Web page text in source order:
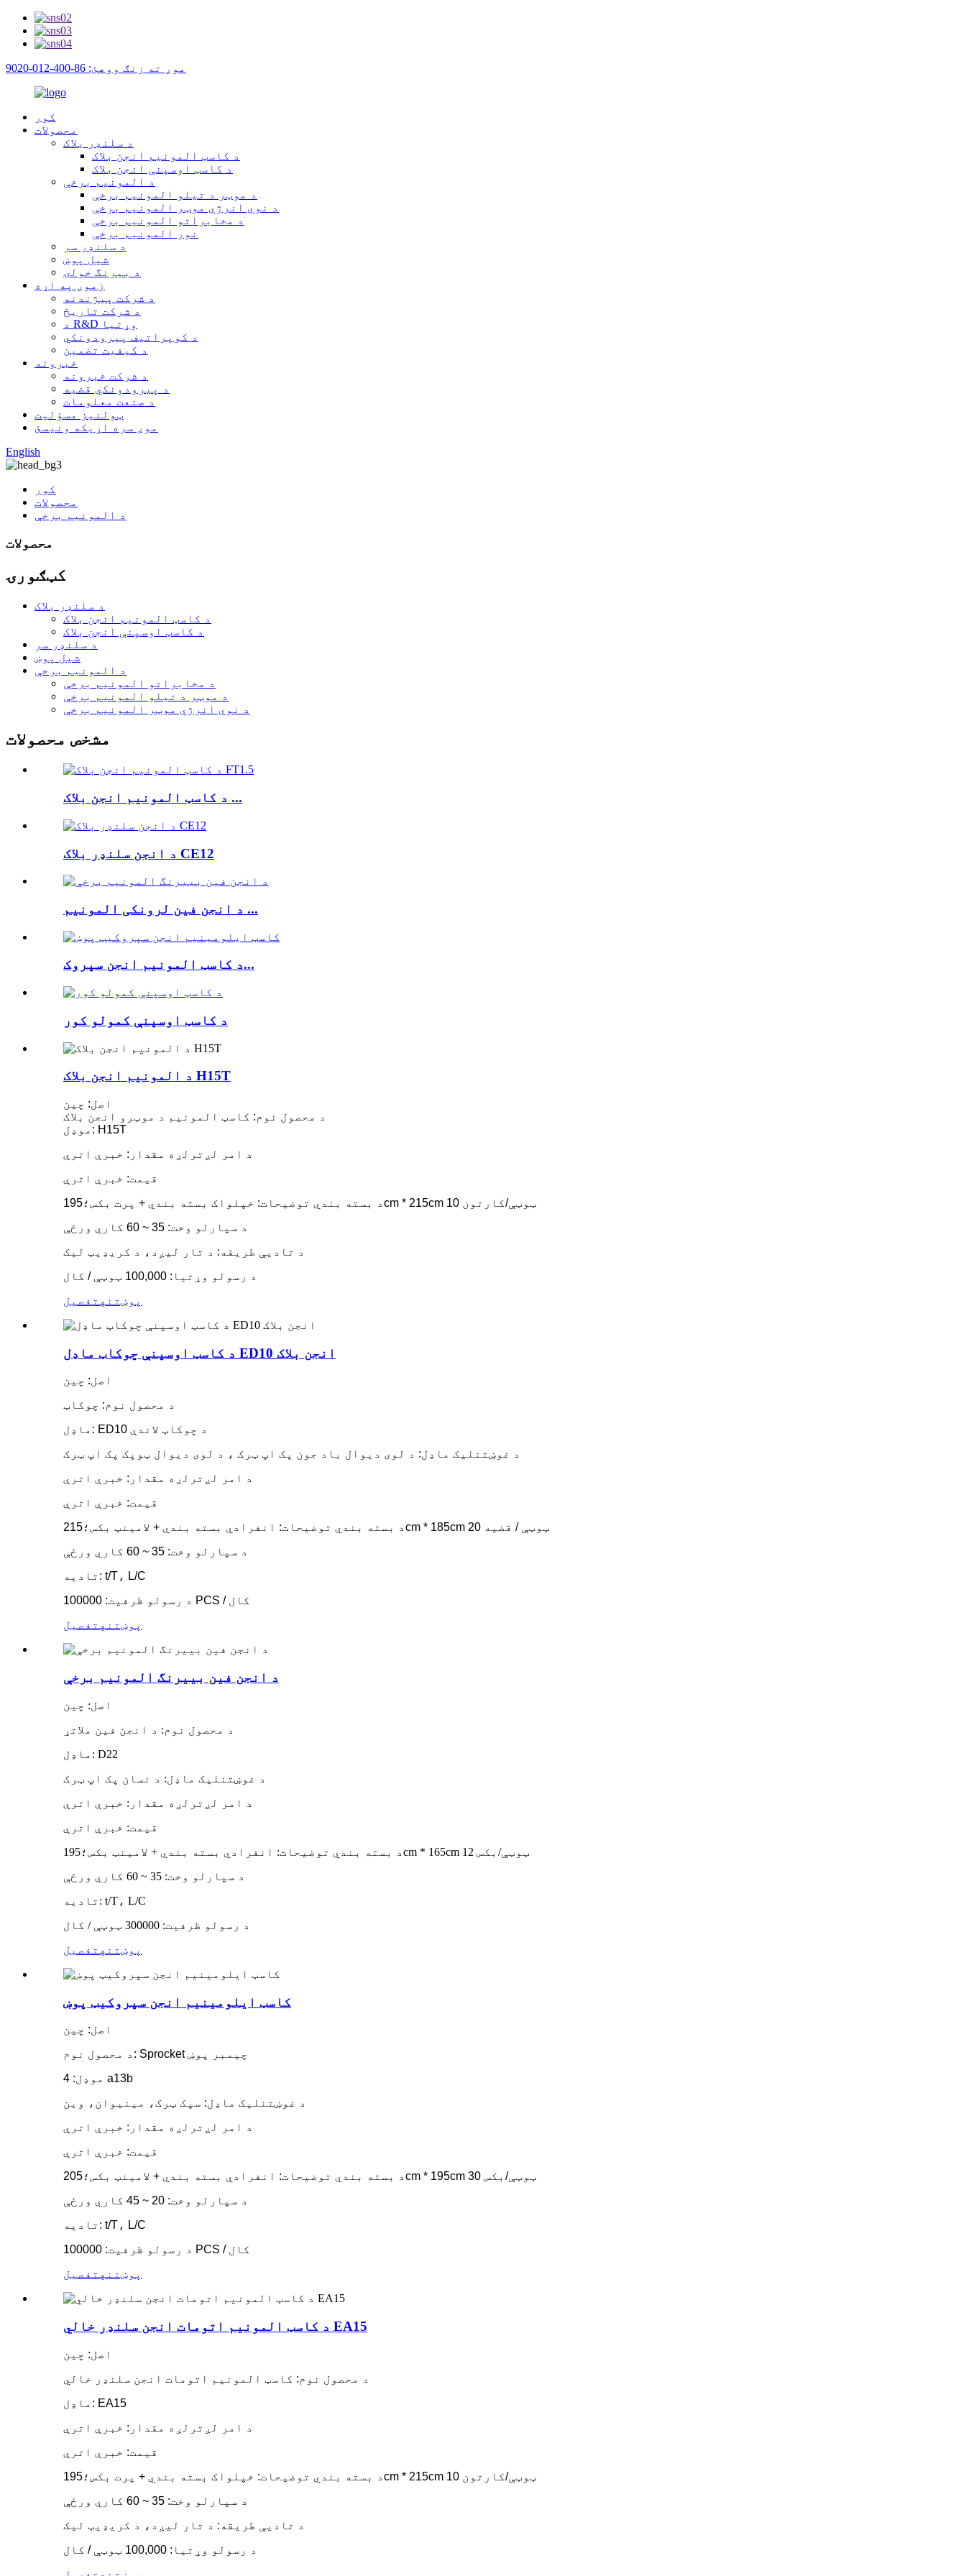
موږ ته زنګ ووهئ: 86-400-012-9020
کور
محصولات
د سلنډر بلاک
د کاسټ المونیم انجن بلاک
د کاسټ اوسپنې انجن بلاک
د المونیم برخې
د موټر د تیلو المونیم برخې
د نوي انرژي موټر المونیم برخې
د مخابراتو المونیم برخې
نور المونیم برخې
د سلنډر سر
شیل پوښ
د بیرنگ خولۍ
زموږ په اړه
د شرکت پیژندنه
د شرکت تاریخ
د R&D وړتیا
د کوپراتیف پیرودونکي
د کیفیت تضمین
خبرونه
د شرکت خبرونه
د پیرودونکي قضیه
د صنعت معلومات
ټولنیز مسؤلیت
موږ سره اړیکه ونیسئ
English
کور
محصولات
د المونیم برخې
محصولات
کټګورۍ
د سلنډر بلاک
د کاسټ المونیم انجن بلاک
د کاسټ اوسپنې انجن بلاک
د سلنډر سر
شیل پوښ
د المونیم برخې
د مخابراتو المونیم برخې
د موټر د تیلو المونیم برخې
د نوي انرژي موټر المونیم برخې
مشخص محصولات
د کاسټ المونیم انجن بلاک ...
د انجن سلنډر بلاک CE12
د انجن فین لرونکی المونیم ...
د کاسټ المونیم انجن سپروک...
د کاسټ اوسپنې کمولو کور
د المونیم انجن بلاک H15T
اصل: چین
د محصول نوم: کاسټ المونیم د موټرو انجن بلاک
موډل: H15T
د امر لږترلږه مقدار: خبرې اترې
قیمت: خبرې اترې
د بسته بندي توضیحات: خپلواک بسته بندي + پرت بکس؛195cm * 215cm 10 ټوټې/کارتون
د سپارلو وخت: 35 ~ 60 کاري ورځې
د تادیې طریقه: د تار لیږد، د کریډیټ لیک
د رسولو وړتیا: 100,000 ټوټې / کال
پوښتنه تفصیل
د کاسټ اوسپنې چوکاټ ماډل ED10 انجن بلاک
اصل: چین
د محصول نوم: چوکاټ
ماډل: ED10 د چوکاټ لاندې
د غوښتنلیک ماډل: د لوی دیوال باد جون پک اپ ټرک ، د لوی دیوال ټوپک پک اپ ټرک
د امر لږترلږه مقدار: خبرې اترې
قیمت: خبرې اترې
د بسته بندي توضیحات: انفرادي بسته بندي + لامینټ بکس؛215cm * 185cm 20 ټوټې / قضیه
د سپارلو وخت: 35 ~ 60 کاري ورځې
تادیه: t/T، L/C
د رسولو ظرفیت: 100000 PCS / کال
پوښتنهتفصیل
د انجن فین بییرنگ المونیم برخې
اصل: چین
د محصول نوم: د انجن فین ملاتړ
ماډل: D22
د غوښتنلیک ماډل: د نسان پک اپ ټرک
د امر لږترلږه مقدار: خبرې اترې
قیمت: خبرې اترې
د بسته بندي توضیحات: انفرادي بسته بندي + لامینټ بکس؛195cm * 165cm 12 ټوټې/بکس
د سپارلو وخت: 35 ~ 60 کاري ورځې
تادیه: t/T، L/C
د رسولو ظرفیت: 300000 ټوټې / کال
پوښتنه تفصیل
کاسټ ایلومینیم انجن سپروکیټ پوښ
اصل: چین
د محصول نوم: Sprocket چیمبر پوښ
موډل: 4 a13b
د غوښتنلیک ماډل: سپک ټرک، مینیوان، وین
د امر لږترلږه مقدار: خبرې اترې
قیمت: خبرې اترې
د بسته بندي توضیحات: انفرادي بسته بندي + لامینټ بکس؛205cm * 195cm 30 ټوټې/بکس
د سپارلو وخت: 20 ~ 45 کاري ورځې
تادیه: t/T، L/C
د رسولو ظرفیت: 100000 PCS / کال
پوښتنه تفصیل
د کاسټ المونیم اتومات انجن سلنډر خالي EA15
اصل: چین
د محصول نوم: کاسټ المونیم اتومات انجن سلنډر خالي
ماډل: EA15
د امر لږترلږه مقدار: خبرې اترې
قیمت: خبرې اترې
د بسته بندي توضیحات: خپلواک بسته بندي + پرت بکس؛195cm * 215cm 10 ټوټې/کارتون
د سپارلو وخت: 35 ~ 60 کاري ورځې
د تادیې طریقه: د تار لیږد، د کریډیټ لیک
د رسولو وړتیا: 100,000 ټوټې / کال